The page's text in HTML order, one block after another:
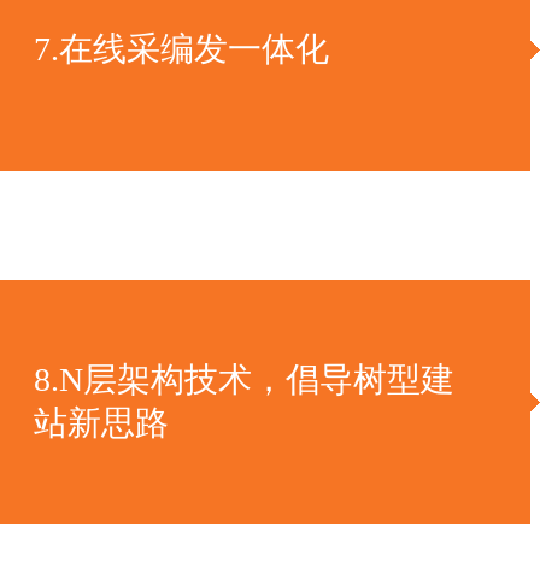
7.在线采编发一体化
8.N层架构技术，倡导树型建
站新思路